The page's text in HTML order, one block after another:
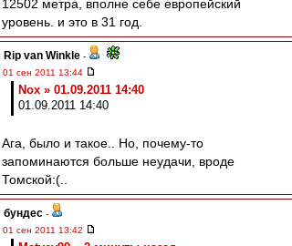
12502 метра, вполне себе европейский
уровень. и это в 31 год.
Rip van Winkle -
01 сен 2011 13:44
Nox » 01.09.2011 14:40
01.09.2011 14:40
Ага, было и такое.. Но, почему-то
запоминаются больше неудачи, вроде
Томской:(..
бундес -
01 сен 2011 13:42